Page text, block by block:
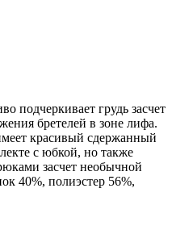
подчеркивает грудь засчет
бретелей в зоне лифа.
красивый сдержанный
с юбкой, но также
засчет необычной
40%, полиэстер 56%,